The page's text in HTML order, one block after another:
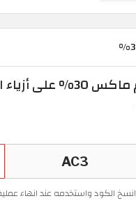
كود خصم ماكس 30%
انسخ الكود واستخدمه عند انهاء